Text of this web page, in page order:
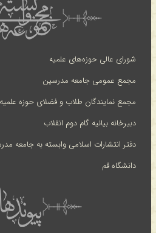
شورای عالی حوزه‌های علمیه
مجمع عمومی جامعه مدرسین
مجمع نمایندگان طلاب و فضلای حوزه
دبیرخانه بیانیه گام دوم انقلاب
دفتر انتشارات اسلامی وابسته به جامعه
دانشگاه قم